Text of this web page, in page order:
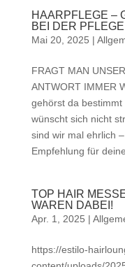
HAARPFLEGE –
BEI DER
Mai 20, 2025 |
FRAGT MAN
ANTWORT IMMER
gehörst da
wünscht sich nicht
sind wir mal ehrlich
Empfehlung für
TOP HAIR
WAREN DABEI!
Apr. 1, 2025 |
https://estilo-